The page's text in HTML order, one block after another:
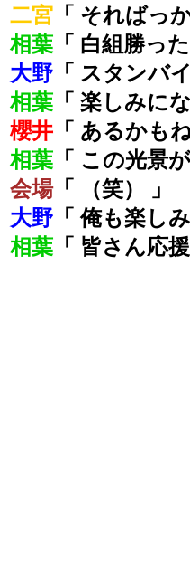
二宮 「 そればっ
相葉 「 白組勝った
大野 「 スタンバ
相葉 「 楽しみに
櫻井 「 あるかもね
相葉 「 この光景
会場「 （笑） 」
大野 「 俺も楽し
相葉 「 皆さん応